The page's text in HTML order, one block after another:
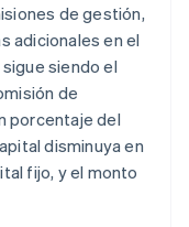
de gestión,
adicionales en el
siendo el
de
porcentaje del
disminuya en
fijo, y el monto